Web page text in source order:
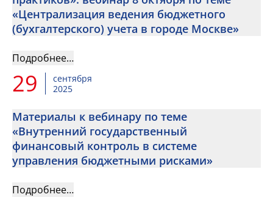
«Централизация ведения бюджетного
(бухгалтерского) учета в городе Москве»
Подробнее…
29
сентября
2025
Материалы к вебинару по теме
«Внутренний государственный
финансовый контроль в системе
управления бюджетными рисками»
Подробнее…